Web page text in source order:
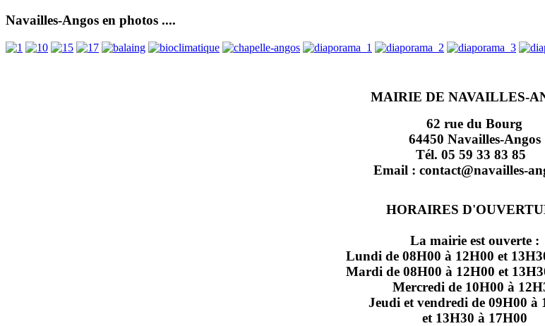
Navailles-Angos en photos ....
MAIRIE DE NAVAILLES-
62 rue du Bourg
64450 Navailles-Angos
Tél. 05 59 33 83 85
Email : contact@navailles-
HORAIRES
La mairie est ouverte :
Lundi de 08H00 à 12H00 et
Mardi de 08H00 à 12H00 et
Mercredi de 10H00 à
Jeudi et vendredi de 09H00 à
et 13H30 à 17H00